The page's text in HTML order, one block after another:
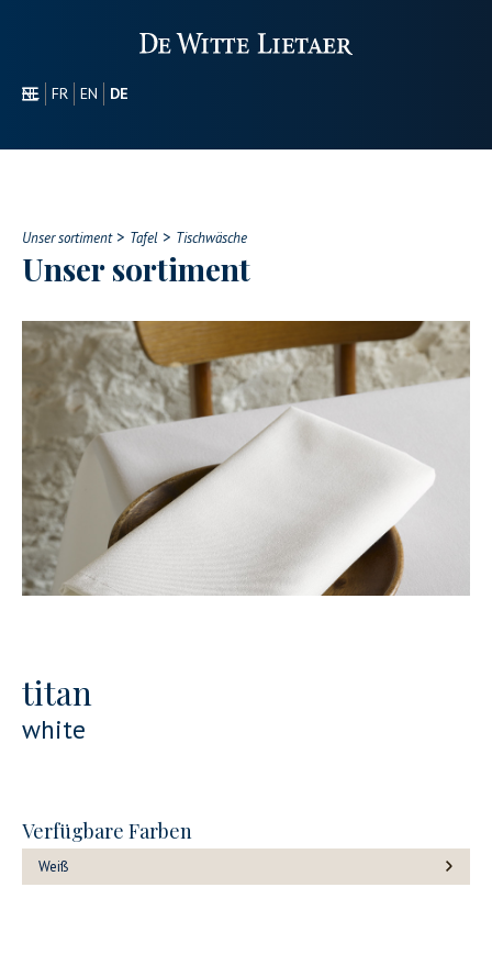
NL FR EN
DE
UNSER SORTIMENT
CONTACT
Unser sortiment> Tafel > Tischwäsche
Unser sortiment
titan
white
Verfügbare Farben
Weiß